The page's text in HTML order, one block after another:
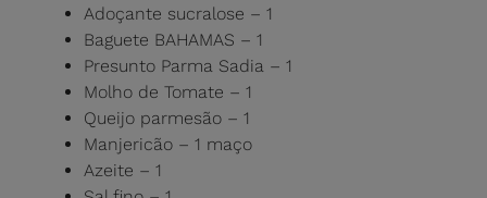
Adoçante sucralose – 1
Baguete BAHAMAS – 1
Presunto Parma Sadia – 1
Molho de Tomate – 1
Queijo parmesão – 1
Manjericão – 1 maço
Azeite – 1